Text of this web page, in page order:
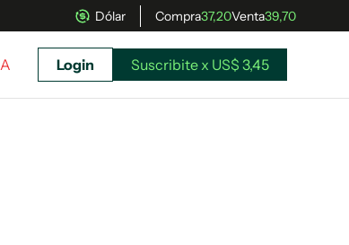
Dólar Compra37,20Venta39,70
Login Suscribite x US$ 3,45